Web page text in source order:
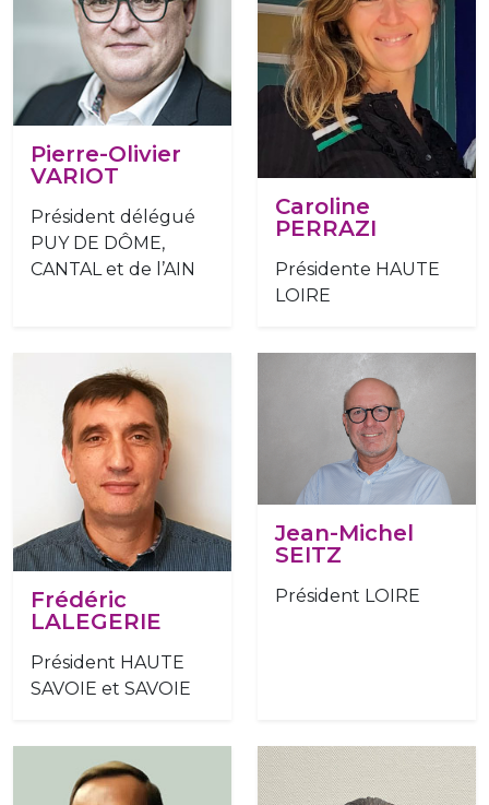
Pierre-Olivier
VARIOT
Président délégué
PUY DE DÔME,
CANTAL et de l’AIN
Caroline
PERRAZI
Présidente HAUTE
LOIRE
Frédéric
LALEGERIE
Président HAUTE
SAVOIE et SAVOIE
Jean-Michel
SEITZ
Président LOIRE